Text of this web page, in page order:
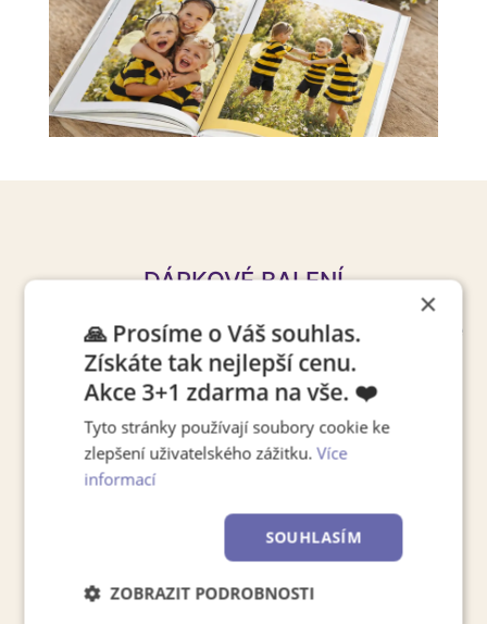
DÁRKOVÉ BALENÍ
Chceteudělat radostsvým blízkým? Přidejte ke
své pevné fotoknize takédárkové balení
symbolickou cenu50 Kč. Česká výroba v
Horoměřicích u Prahy a ECO-FRIENDLY
produkce balení zaručují, že vaše vzpomínky
budou nejen krásné, ale i šetrné k přírodě.
Vyrobeno v Horoměřicích. Eco friendly
×
🙏 Prosíme o Váš souhlas.
Získáte tak nejlepší cenu.
Akce 3+1 zdarma na vše. ❤️
Tyto stránky používají soubory cookie ke
zlepšení uživatelského zážitku.Více
informací
SOUHLASÍM
ZOBRAZIT PODROBNOSTI